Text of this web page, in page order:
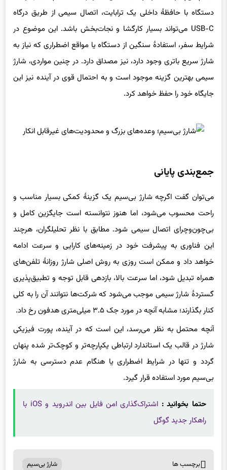
دستگاه با حافظهٔ داخلی یک ترابایت، اتصال سیمی از طریق درگاه
USB-C می‌تواند بسیار کارگشا و نجات‌بخش باشد. این موضوع در
شرایط سفر، استفادهٔ سنگین از دستگاه یا مواقع اضطراری که نیاز به
شارژ سریع باتری وجود دارد، نیز مصداق دارد. در چنین مواردی، شارژ
سیمی بهترین گزینه موجود است و به احتمال قوی در آینده نیز این
جایگاه خود را حفظ خواهد کرد.
جمع‌بندی پایانی
می‌توان گفت اگرچه شارژ بی‌سیم یک گزینهٔ کمکی بسیار مناسب و
راحت محسوب می‌شود، اما هنوز نتوانسته است جایگزین کامل و
بی‌چون‌وچرای اتصال سیمی شود. مطابق با نظر تحلیلگران، هرچند
این فناوری به پیشرفت خود در زمینه‌های کارایی و سرعت ادامه
خواهد داد و ممکن است روزی به روش اصلی شارژ روزانهٔ تلفن‌های
همراه تبدیل شود، اما سرعت بالا، بازدهی قابل توجه و تطبیق‌پذیری
گستردهٔ شارژ سیمی موجب می‌شود که شرکت‌ها نتوانند آن را به کلی
کنار بگذارند؛ مشابه آنچه در مورد جک ۳.۵ میلی‌متری هدفون رخ داد.
آنچه محتمل به نظر می‌رسد، این است که در آینده، پورت فیزیکی
شارژ در قالب یک استاندارد ارتباطی یکپارچه‌تر و کوچک‌تر شده پنهان
گردد و تنها در شرایط اضطراری یا هنگام عدم دسترسی به شارژ
بی‌سیم مورد استفاده قرار گیرد.
حتما بخوانید :
اشتراک‌گذاری امن فایل بین اندروید و iOS با
راهکار جدید گوگل
برچسب ها شارژ بی‌سیم